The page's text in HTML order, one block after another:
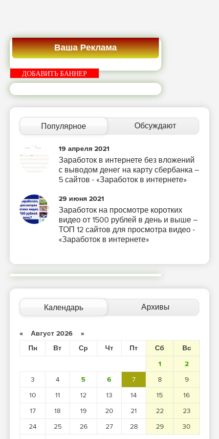
Ваша Реклама
ДОБАВИТЬ БАННЕР
Популярное Обсуждают
19 апреля 2021
Заработок в интернете без вложений
с выводом денег на карту сбербанка –
5 сайтов - «Заработок в интернете»
29 июня 2021
Заработок на просмотре коротких
видео от 1500 рублей в день и выше –
ТОП 12 сайтов для просмотра видео -
«Заработок в интернете»
Календарь Архивы
« Август 2026 »
Пн
Вт Ср Чт Пт Сб
Вс
1
2
3
4 5 6 7 8
9
10
11 12 13 14 15
16
17
18 19 20 21 22
23
24
25 26 27 28 29
30